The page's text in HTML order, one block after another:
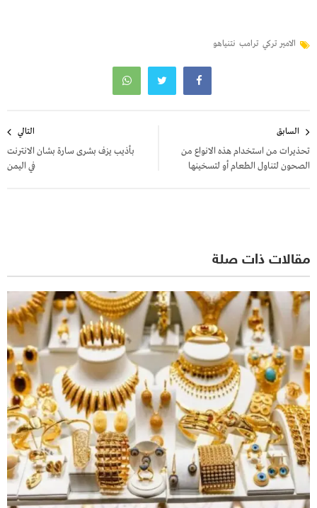
الامير تركي ترامب نتنياهو
المقالات
السابق
تحذيرات من استخدام هذه الانواع من
الصحون لتناول الطعام أو لتسخينها
التالي
بأذيب يزف بشرى سارة بشان الانترنت
في اليمن
مقالات ذات صلة